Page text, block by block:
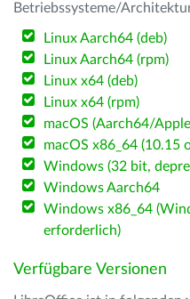
Betriebssysteme/
Linux Aarch64 (deb)
Linux Aarch64 (rpm)
Linux x64 (deb)
Linux x64 (rpm)
macOS (Aarch64/
macOS x86_64 (10.15
Windows (32 bit,
Windows Aarch64
Windows x86_64
erforderlich)
Verfügbare Versionen